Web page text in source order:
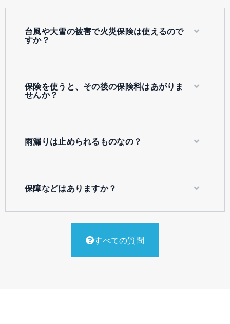
台風や大雪の被害で火災保険は使えるので
すか？
保険を使うと、その後の保険料はあがりま
せんか？
雨漏りは止められるものなの？
保障などはありますか？
すべての質問